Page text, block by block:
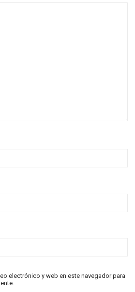
electrónico y web en este navegador para